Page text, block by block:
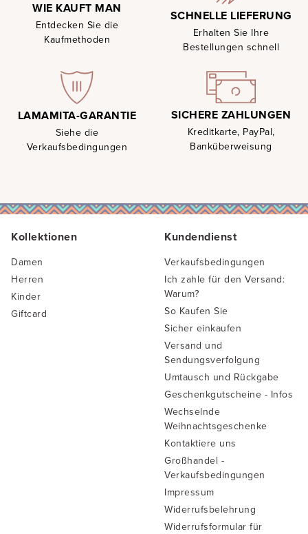
WIE KAUFT MAN
Entdecken Sie die
Kaufmethoden
SCHNELLE LIEFERUNG
Erhalten Sie Ihre
Bestellungen schnell
LAMAMITA-GARANTIE
Siehe die
Verkaufsbedingungen
SICHERE ZAHLUNGEN
Kreditkarte, PayPal,
Banküberweisung
Kollektionen
Damen
Herren
Kinder
Giftcard
Kundendienst
Verkaufsbedingungen
Ich zahle für den Versand:
Warum?
So Kaufen Sie
Sicher einkaufen
Versand und
Sendungsverfolgung
Umtausch und Rückgabe
Geschenkgutscheine - Infos
Wechselnde
Weihnachtsgeschenke
Kontaktiere uns
Großhandel -
Verkaufsbedingungen
Impressum
Widerrufsbelehrung
Widerrufsformular für